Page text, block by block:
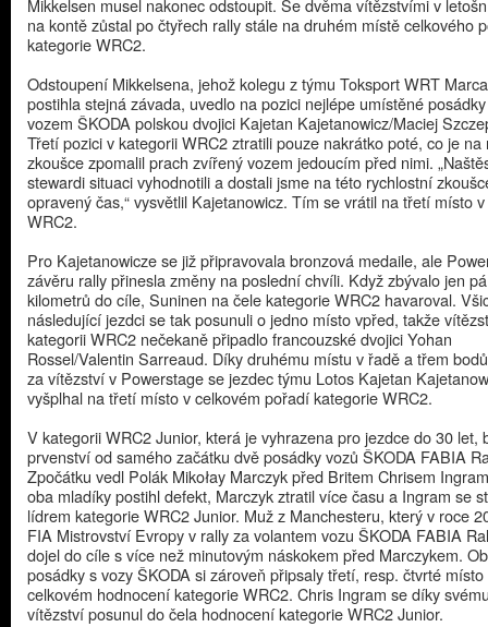
Mikkelsen musel nakonec odstoupit. Se dvěma vítězstvími v
na kontě zůstal po čtyřech rally stále na druhém místě celkového
kategorie WRC2.
Odstoupení Mikkelsena, jehož kolegu z týmu Toksport WRT
postihla stejná závada, uvedlo na pozici nejlépe umístěné
vozem ŠKODA polskou dvojici Kajetan Kajetanowicz/Maciej
Třetí pozici v kategorii WRC2 ztratili pouze nakrátko poté, co je na
zkoušce zpomalil prach zvířený vozem jedoucím před nimi.
stewardi situaci vyhodnotili a dostali jsme na této rychlostní
opravený čas,“ vysvětlil Kajetanowicz. Tím se vrátil na třetí místo
WRC2.
Pro Kajetanowicze se již připravovala bronzová medaile, ale
závěru rally přinesla změny na poslední chvíli. Když zbývalo jen
kilometrů do cíle, Suninen na čele kategorie WRC2 havaroval.
následující jezdci se tak posunuli o jedno místo vpřed, takže
kategorii WRC2 nečekaně připadlo francouzské dvojici Yohan
Rossel/Valentin Sarreaud. Díky druhému místu v řadě a třem
za vítězství v Powerstage se jezdec týmu Lotos Kajetan
vyšplhal na třetí místo v celkovém pořadí kategorie WRC2.
V kategorii WRC2 Junior, která je vyhrazena pro jezdce do 30 let,
prvenství od samého začátku dvě posádky vozů ŠKODA FABIA
Zpočátku vedl Polák Mikołay Marczyk před Britem Chrisem
oba mladíky postihl defekt, Marczyk ztratil více času a Ingram se
lídrem kategorie WRC2 Junior. Muž z Manchesteru, který v roce
FIA Mistrovství Evropy v rally za volantem vozu ŠKODA FABIA
dojel do cíle s více než minutovým náskokem před Marczykem.
posádky s vozy ŠKODA si zároveň připsaly třetí, resp. čtvrté místo
celkovém hodnocení kategorie WRC2. Chris Ingram se díky
vítězství posunul do čela hodnocení kategorie WRC2 Junior.